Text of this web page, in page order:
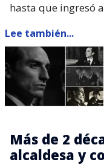
hasta que ingresó
Lee también...
Más de 2
alcaldesa y